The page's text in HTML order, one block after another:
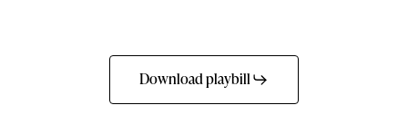
Download playbill